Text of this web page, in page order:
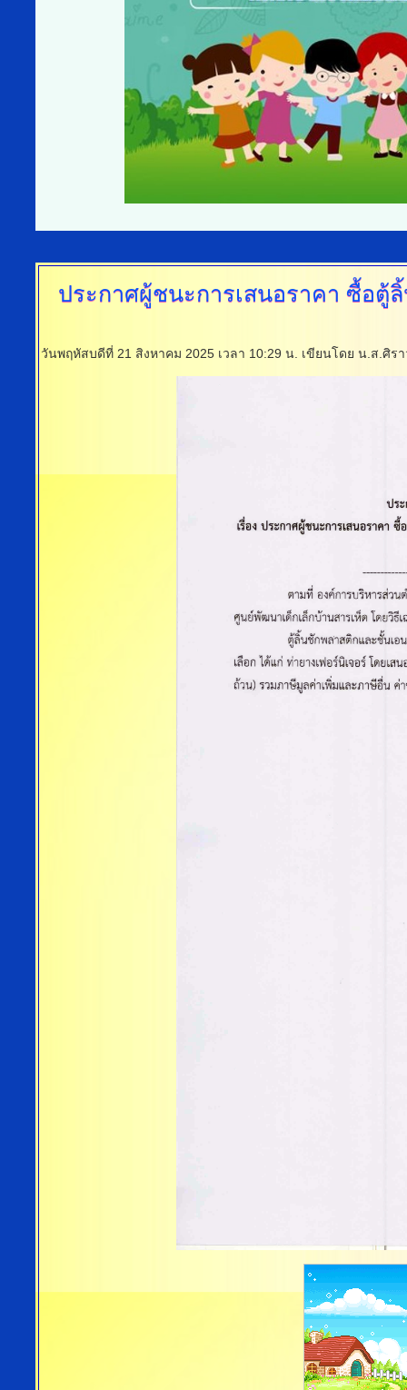
ประกาศผู้ชนะการเสนอราคา ซื้อตู้
วันพฤหัสบดีที่ 21 สิงหาคม 2025 เวลา 10:29 น. เขียนโดย น.ส.ศิร